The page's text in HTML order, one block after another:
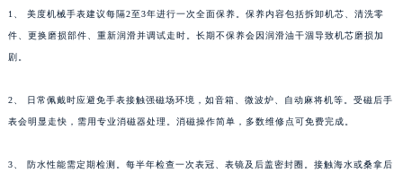
1、 美度机械手表建议每隔2至3年进行一次全面保养。保养内容包括拆卸机芯、清洗零
件、更换磨损部件、重新润滑并调试走时。长期不保养会因润滑油干涸导致机芯磨损加
剧。
2、 日常佩戴时应避免手表接触强磁场环境，如音箱、微波炉、自动麻将机等。受磁后手
表会明显走快，需用专业消磁器处理。消磁操作简单，多数维修点可免费完成。
3、 防水性能需定期检测。每半年检查一次表冠、表镜及后盖密封圈。接触海水或桑拿后